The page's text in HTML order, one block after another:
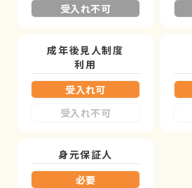
受入れ不可
成年後見人制度
利用
受入れ可
受入れ不可
身元保証人
必要